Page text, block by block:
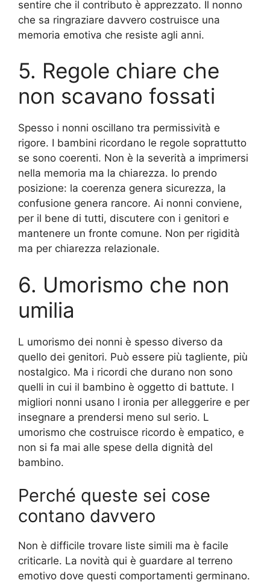
sentire che il contributo è apprezzato. Il nonno
che sa ringraziare davvero costruisce una
memoria emotiva che resiste agli anni.
5. Regole chiare che
non scavano fossati
Spesso i nonni oscillano tra permissività e
rigore. I bambini ricordano le regole soprattutto
se sono coerenti. Non è la severità a imprimersi
nella memoria ma la chiarezza. Io prendo
posizione: la coerenza genera sicurezza, la
confusione genera rancore. Ai nonni conviene,
per il bene di tutti, discutere con i genitori e
mantenere un fronte comune. Non per rigidità
ma per chiarezza relazionale.
6. Umorismo che non
umilia
L umorismo dei nonni è spesso diverso da
quello dei genitori. Può essere più tagliente, più
nostalgico. Ma i ricordi che durano non sono
quelli in cui il bambino è oggetto di battute. I
migliori nonni usano l ironia per alleggerire e per
insegnare a prendersi meno sul serio. L
umorismo che costruisce ricordo è empatico, e
non si fa mai alle spese della dignità del
bambino.
Perché queste sei cose
contano davvero
Non è difficile trovare liste simili ma è facile
criticarle. La novità qui è guardare al terreno
emotivo dove questi comportamenti germinano.